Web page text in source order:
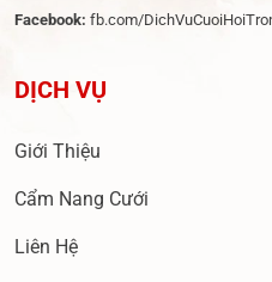
Facebook: fb.com/
DỊCH VỤ
Giới Thiệu
Cẩm Nang Cưới
Liên Hệ